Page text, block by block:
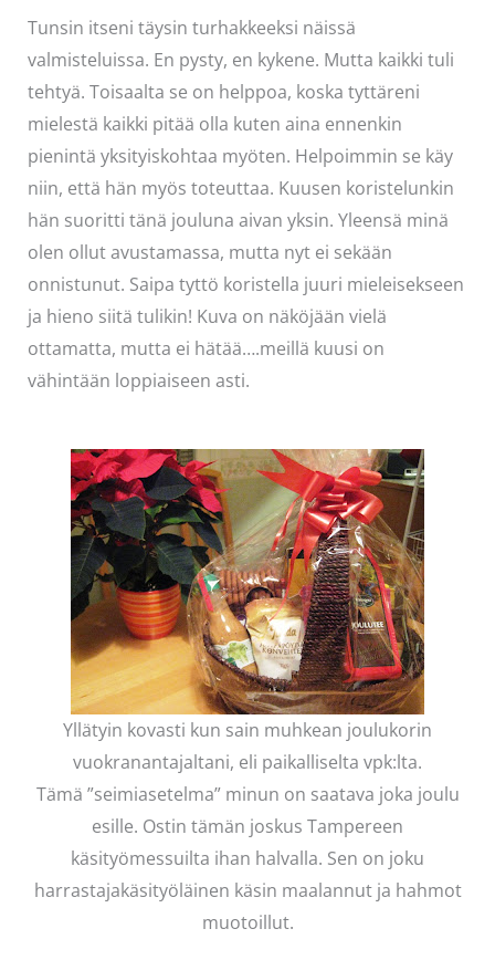
Tunsin itseni täysin turhakkeeksi näissä
valmisteluissa. En pysty, en kykene. Mutta kaikki tuli
tehtyä. Toisaalta se on helppoa, koska tyttäreni
mielestä kaikki pitää olla kuten aina ennenkin
pienintä yksityiskohtaa myöten. Helpoimmin se käy
niin, että hän myös toteuttaa. Kuusen koristelunkin
hän suoritti tänä jouluna aivan yksin. Yleensä minä
olen ollut avustamassa, mutta nyt ei sekään
onnistunut. Saipa tyttö koristella juuri mieleisekseen
ja hieno siitä tulikin! Kuva on näköjään vielä
ottamatta, mutta ei hätää….meillä kuusi on
vähintään loppiaiseen asti.
Yllätyin kovasti kun sain muhkean joulukorin
vuokranantajaltani, eli paikalliselta vpk:lta.
Tämä ”seimiasetelma” minun on saatava joka joulu
esille. Ostin tämän joskus Tampereen
käsityömessuilta ihan halvalla. Sen on joku
harrastajakäsityöläinen käsin maalannut ja hahmot
muotoillut.